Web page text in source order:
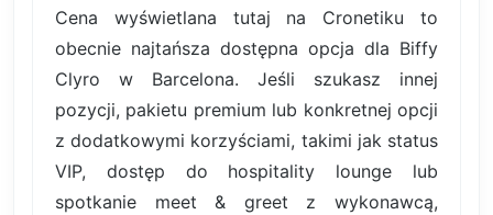
Cena wyświetlana tutaj na Cronetiku to
obecnie najtańsza dostępna opcja dla Biffy
Clyro w Barcelona. Jeśli szukasz innej
pozycji, pakietu premium lub konkretnej opcji
z dodatkowymi korzyściami, takimi jak status
VIP, dostęp do hospitality lounge lub
spotkanie meet & greet z wykonawcą,